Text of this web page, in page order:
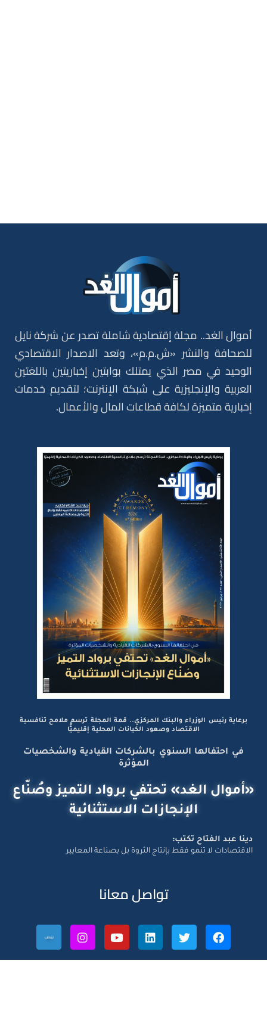
أموال الغد.. مجلة إقتصادية شاملة تصدر عن شركة نايل
للصحافة والنشر «ش.م.م»، وتعد الاصدار الاقتصادي
الوحيد في مصر الذي يمتلك بوابتين إخباريتين باللغتين
العربية والإنجليزية على شبكة الإنترنت؛ لتقديم خدمات
إخبارية متميزة لكافة قطاعات المال والأعمال.
برعاية رئيس الوزراء والبنك المركزي.. قمة المجلة ترسم ملامح تنافسية
الاقتصاد وصعود الكيانات المحلية إقليميًّا
في احتفالها السنوي بالشركات القيادية والشخصيات
المؤثرة
«أموال الغد» تحتفي برواد التميز وصُنّاع
الإنجازات الاستثنائية
دينا عبد الفتاح تكتب:
الاقتصادات لا تنمو فقط بإنتاج الثروة بل بصناعة المعايير
تواصل معانا